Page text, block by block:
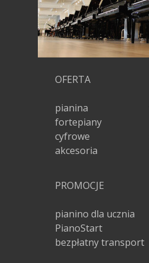
PROMOCJE
pianino dla ucznia
PianoStart
bezpłatny transport
OFERTA
pianina
fortepiany
cyfrowe
akcesoria